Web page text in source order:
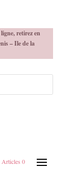
retirez en
– Ile de la
Articles 0